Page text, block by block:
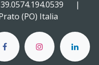
|
(PO) Italia